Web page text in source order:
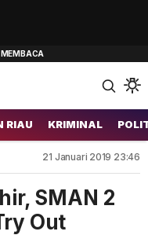
RIAU KRIMINAL
21 Januari 2019 23:46
SMAN 2
Out